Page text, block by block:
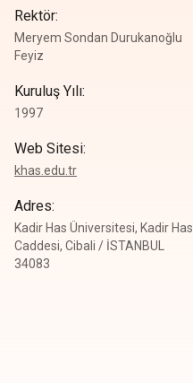
Rektör:
Meryem Sondan Durukanoğlu
Feyiz
Kuruluş Yılı:
1997
Web Sitesi:
khas.edu.tr
Adres:
Kadir Has Üniversitesi, Kadir Has
Caddesi, Cibali / İSTANBUL
34083